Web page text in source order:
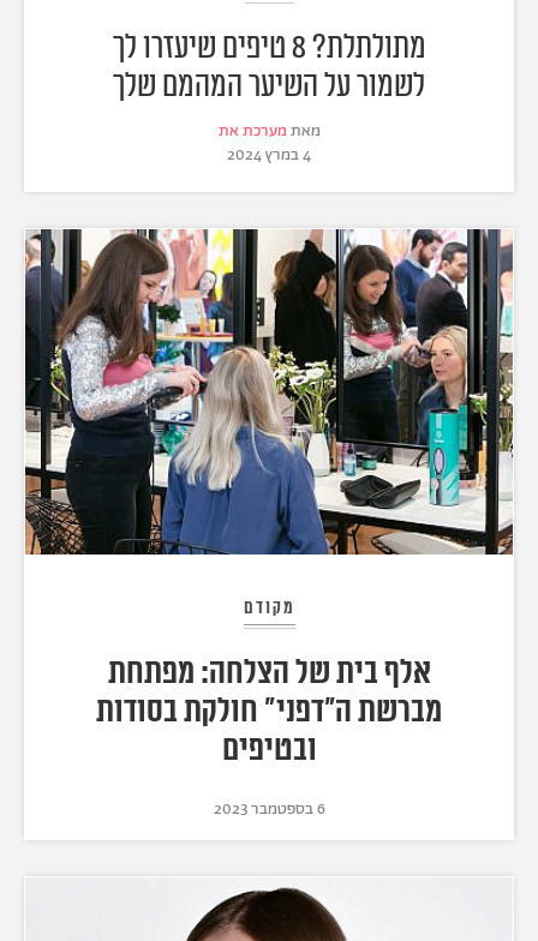
מתולתלת? 8 טיפים שיעזרו לך
לשמור על השיער המהמם שלך
מאת מערכת את
4 במרץ 2024
מקודם
אלף בית של הצלחה: מפתחת
מברשת ה"דפני" חולקת בסודות
ובטיפים
6 בספטמבר 2023